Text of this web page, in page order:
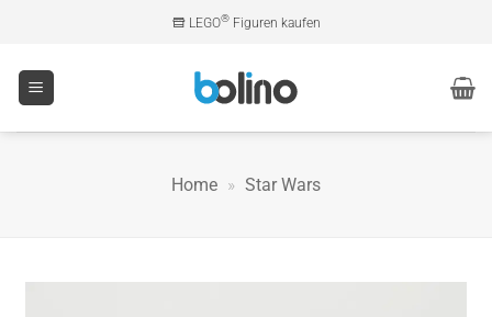
springen
LEGO®Figuren kaufen
Home » Star Wars